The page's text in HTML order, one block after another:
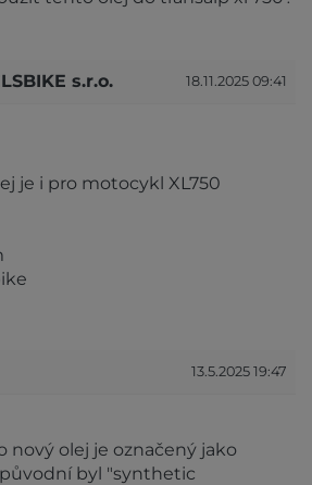
s.r.o. 18.11.2025 09:41
je i pro motocykl XL750
13.5.2025 19:47
nový olej je označený jako
původní byl "synthetic